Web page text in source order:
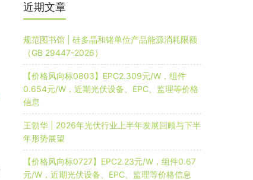
近期文章
规范图书馆 | 硅多晶和锗单位产品能源消耗限额
（GB 29447-2026）
【价格风向标0803】EPC2.309元/W，组件
0.654元/W，近期光伏设备、EPC、监理等价格
信息
王勃华 | 2026年光伏行业上半年发展回顾与下半
年形势展望
【价格风向标0727】EPC2.23元/W，组件0.67
元/W，近期光伏设备、EPC、监理等价格信息